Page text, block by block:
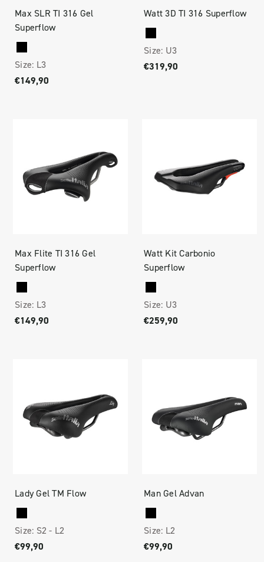
Max SLR TI 316 Gel
Superflow
Size: L3
€149,90
Watt 3D TI 316 Superflow
Size: U3
€319,90
Max Flite TI 316 Gel
Superflow
Size: L3
€149,90
Watt Kit Carbonio
Superflow
Size: U3
€259,90
Lady Gel TM Flow
Size: S2 - L2
€99,90
Man Gel Advan
Size: L2
€99,90